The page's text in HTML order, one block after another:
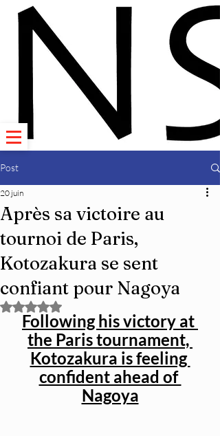
Post
Après sa victoire au
tournoi de Paris,
Kotozakura se sent
confiant pour Nagoya
20 juin
Noté NaN étoiles sur 5.
Following his victory at
the Paris tournament,
Kotozakura is feeling
confident ahead of
Nagoya